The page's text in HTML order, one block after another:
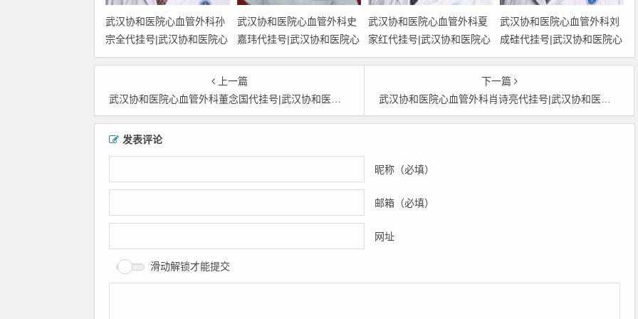
武汉协和医院心血管外科孙
宗全代挂号|武汉协和医院心
血管外科孙宗全预约挂号|武
汉协和医院心血管外科孙宗
全网上挂号|武汉协和医院心
武汉协和医院心血管外科史
嘉玮代挂号|武汉协和医院心
血管外科史嘉玮预约挂号|武
汉协和医院心血管外科史嘉
玮网上挂号|武汉协和医院心
武汉协和医院心血管外科夏
家红代挂号|武汉协和医院心
血管外科夏家红预约挂号|武
汉协和医院心血管外科夏家
红网上挂号|武汉协和医院心
武汉协和医院心血管外科刘
成硅代挂号|武汉协和医院心
血管外科刘成硅预约挂号|武
汉协和医院心血管外科刘成
硅网上挂号|武汉协和医院心
上一篇
武汉协和医院心血管外科董念国代挂号|武汉协和医院心血管外科董念国预约挂号|武汉协和医院心血管外科董念国网上挂号|武汉协和医院心血管外科董念国上班时间
下一篇
武汉协和医院心血管外科肖诗亮代挂号|武汉协和医院心血管外科肖诗亮预约挂号|武汉协和医院心血管外科肖诗亮网上挂号|武汉协和医院心血管外科肖诗亮上班时间
发表评论
昵称（必填）
邮箱（必填）
网址
滑动解锁才能提交